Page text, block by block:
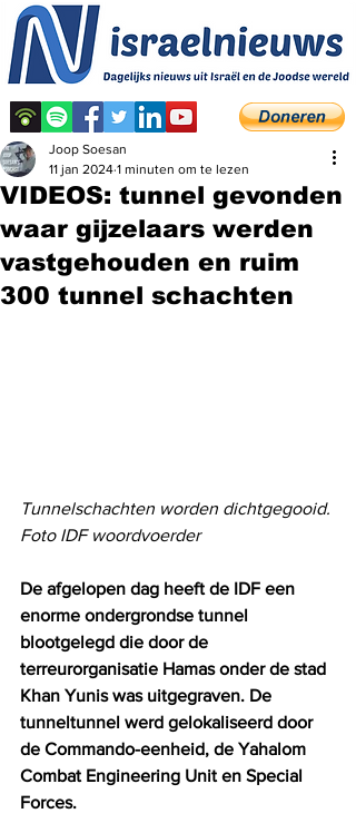
VIDEOS: tunnel gevonden
waar gijzelaars werden
vastgehouden en ruim
300 tunnel schachten
Joop Soesan
11 jan 2024 1 minuten om te lezen
Tunnelschachten worden dichtgegooid.
Foto IDF woordvoerder
De afgelopen dag heeft de IDF een
enorme ondergrondse tunnel
blootgelegd die door de
terreurorganisatie Hamas onder de stad
Khan Yunis was uitgegraven. De
tunneltunnel werd gelokaliseerd door
de Commando-eenheid, de Yahalom
Combat Engineering Unit en Special
Forces.